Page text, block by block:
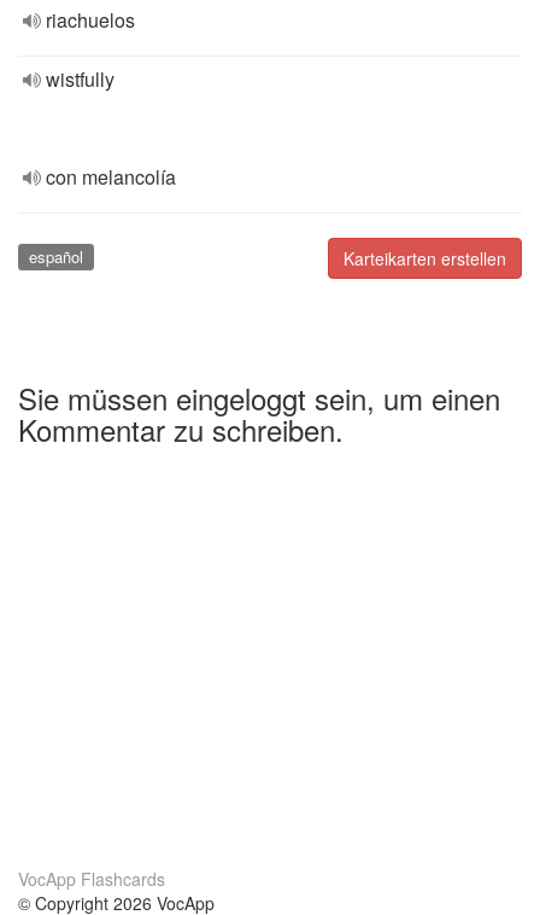
riachuelos
wistfully
con melancolía
Karteikarten erstellen
español
Sie müssen eingeloggt sein, um einen
Kommentar zu schreiben.
VocApp Flashcards
© Copyright 2026 VocApp